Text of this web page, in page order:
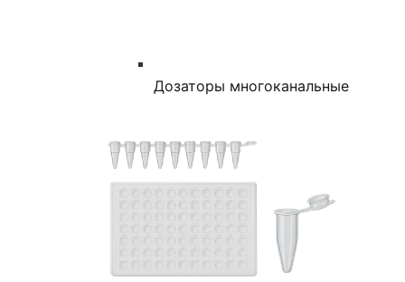
Дозаторы многоканальные